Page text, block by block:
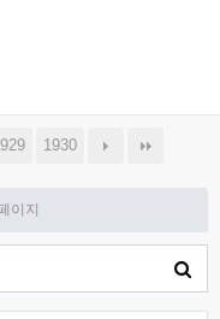
1930
이지